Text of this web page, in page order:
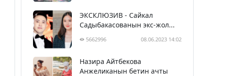
ЭКСКЛЮЗИВ - Сайкал
Садыбакасованын экс-жол...
5662996 08.06.2023 14:02
Назира Айтбекова
Анжеликанын бетин ачты